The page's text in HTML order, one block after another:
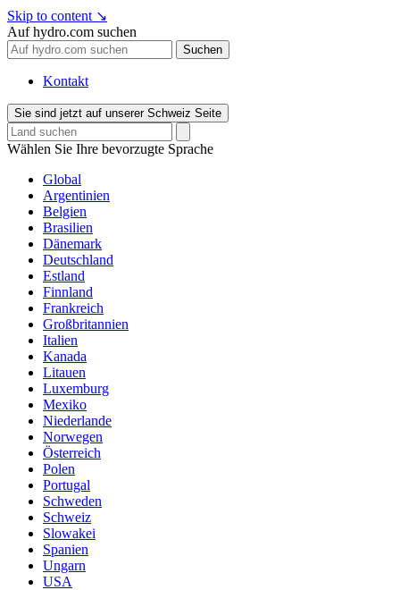
Skip to content ↘
Auf hydro.com suchen
Suchen
Kontakt
Sie sind jetzt auf unserer Schweiz Seite
Wählen Sie Ihre bevorzugte Sprache
Global
Argentinien
Belgien
Brasilien
Dänemark
Deutschland
Estland
Finnland
Frankreich
Großbritannien
Italien
Kanada
Litauen
Luxemburg
Mexiko
Niederlande
Norwegen
Österreich
Polen
Portugal
Schweden
Schweiz
Slowakei
Spanien
Ungarn
USA